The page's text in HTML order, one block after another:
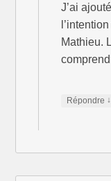
J’ai
Mathieu.
Répondre ↓